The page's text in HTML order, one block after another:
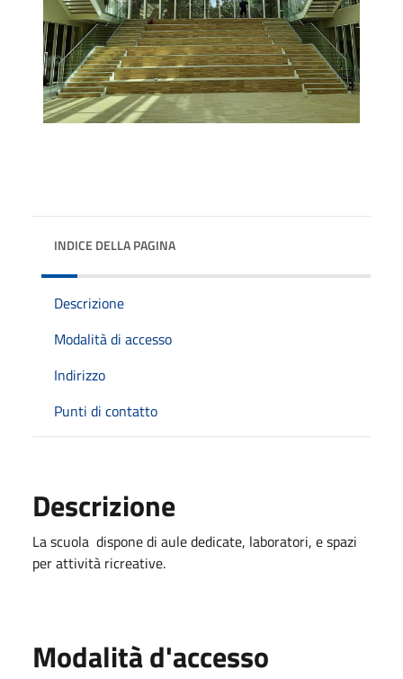
INDICE DELLA PAGINA
Descrizione
Modalità di accesso
Indirizzo
Punti di contatto
Descrizione
La scuola dispone di aule dedicate, laboratori, e spazi
per attività ricreative.
Modalità d'accesso